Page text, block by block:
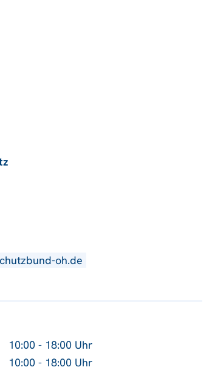
oh.de
10:00 - 18:00 Uhr
10:00 - 18:00 Uhr